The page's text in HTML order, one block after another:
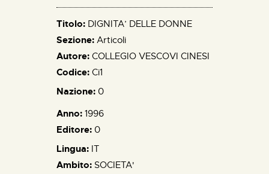
PERCORSI
BIBLIOTECA
ELISA SALERNO
CONTATTI
Titolo: DIGNITA’ DELLE DONNE
Sezione: Articoli
Autore: COLLEGIO VESCOVI CINESI
Codice: Ci1
Nazione: 0
Anno: 1996
Editore: 0
Lingua: IT
Ambito: SOCIETA'